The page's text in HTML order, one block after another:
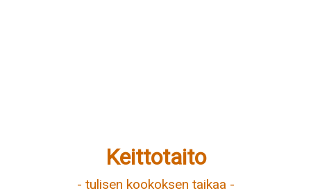
Keittotaito
- tulisen kookoksen taikaa -